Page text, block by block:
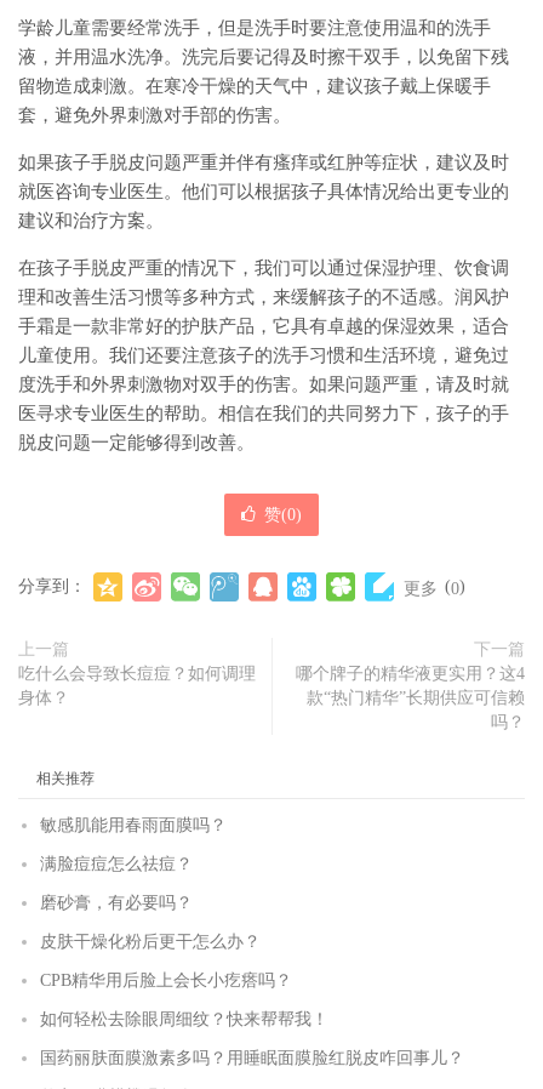
学龄儿童需要经常洗手，但是洗手时要注意使用温和的洗手
液，并用温水洗净。洗完后要记得及时擦干双手，以免留下残
留物造成刺激。在寒冷干燥的天气中，建议孩子戴上保暖手
套，避免外界刺激对手部的伤害。
如果孩子手脱皮问题严重并伴有瘙痒或红肿等症状，建议及时
就医咨询专业医生。他们可以根据孩子具体情况给出更专业的
建议和治疗方案。
在孩子手脱皮严重的情况下，我们可以通过保湿护理、饮食调
理和改善生活习惯等多种方式，来缓解孩子的不适感。润风护
手霜是一款非常好的护肤产品，它具有卓越的保湿效果，适合
儿童使用。我们还要注意孩子的洗手习惯和生活环境，避免过
度洗手和外界刺激物对双手的伤害。如果问题严重，请及时就
医寻求专业医生的帮助。相信在我们的共同努力下，孩子的手
脱皮问题一定能够得到改善。
赞(0)
分享到： 更多 (0)
上一篇
吃什么会导致长痘痘？如何调理
身体？
下一篇
哪个牌子的精华液更实用？这4
款“热门精华”长期供应可信赖
吗？
相关推荐
敏感肌能用春雨面膜吗？
满脸痘痘怎么祛痘？
磨砂膏，有必要吗？
皮肤干燥化粉后更干怎么办？
CPB精华用后脸上会长小疙瘩吗？
如何轻松去除眼周细纹？快来帮帮我！
国药丽肤面膜激素多吗？用睡眠面膜脸红脱皮咋回事儿？